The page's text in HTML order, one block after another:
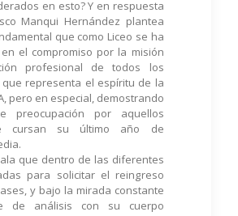
en esto? Y en respuesta
Manqui Hernández plantea
que como Liceo se ha
el compromiso por la misión
profesional de todos los
que representa el espíritu de la
pero en especial, demostrando
preocupación por aquellos
cursan su último año de
que dentro de las diferentes
para solicitar el reingreso
y bajo la mirada constante
de análisis con su cuerpo